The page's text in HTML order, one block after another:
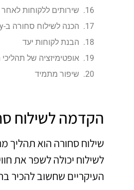
שירותים ללקוחות
הכנה לשילוח סחורה ב-Shopify
הבנת לקוחות יעד
אופטימיזציה של
שיפור מתמיד
הקדמה לשילוח
לשילוח יכולה לשפר את
העיקריים שחשוב להכיר